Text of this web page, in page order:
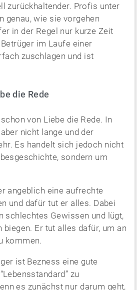
zurückhaltender. Profis unter
genau, wie sie vorgehen
in der Regel nur kurze Zeit
im Laufe einer
zuschlagen und ist
die Rede
von Liebe die Rede. In
nicht lange und der
Es handelt sich jedoch nicht
sondern um
angeblich eine aufrechte
und dafür tut er alles. Dabei
schlechtes Gewissen und lügt,
biegen. Er tut alles dafür, um an
kommen.
ist Bezness eine gute
zu
es zunächst nur darum geht,